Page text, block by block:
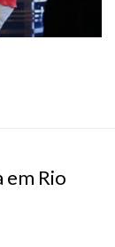
em Rio